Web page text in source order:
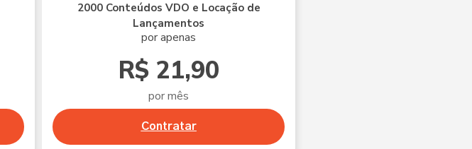
2000 Conteúdos VDO e Locação de
Lançamentos
por apenas
R$ 21,90
por mês
Contratar